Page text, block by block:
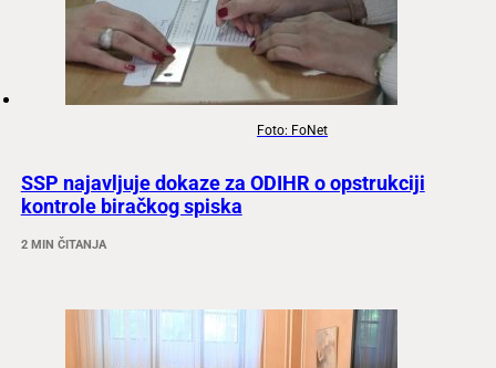
Foto: FoNet
SSP najavljuje dokaze za ODIHR o opstrukciji
kontrole biračkog spiska
2 MIN ČITANJA